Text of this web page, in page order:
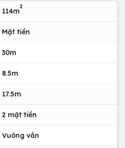
114m
2
Mặt tiền
30m
8.5m
17.5m
2 mặt tiền
Vuông vắn